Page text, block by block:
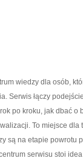
wiedzy dla osób,
Serwis łączy
po kroku, jak dbać
To miejsce dla
są na etapie powrotu
serwisu stoi